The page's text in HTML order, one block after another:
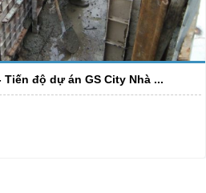
độ dự án GS City Nhà ...